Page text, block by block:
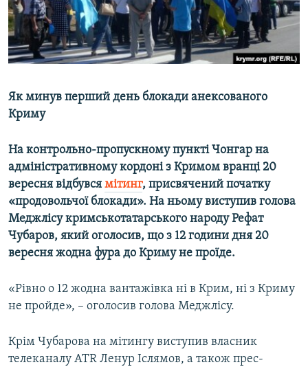
СВІДЧЕННЯ ОКУПАЦІЇ
УКРАЇНСЬКА ПРОБЛЕМА КРИМУ
ІНФОГРАФІКА
Qırımtatar
ДОЛУЧАЙСЯ!
Усі сайти RFE/RL
Як минув перший день блокади анексованого
Криму
На контрольно-пропускному пункті Чонгар на
адміністративному кордоні з Кримом вранці 20
вересня відбувся мітинг, присвячений початку
«продовольчої блокади». На ньому виступив голова
Меджлісу кримськотатарського народу Рефат
Чубаров, який оголосив, що з 12 години дня 20
вересня жодна фура до Криму не проїде.
«Рівно о 12 жодна вантажівка ні в Крим, ні з Криму
не пройде», – оголосив голова Меджлісу.
Крім Чубарова на мітингу виступив власник
телеканалу ATR Ленур Іслямов, а також прес-